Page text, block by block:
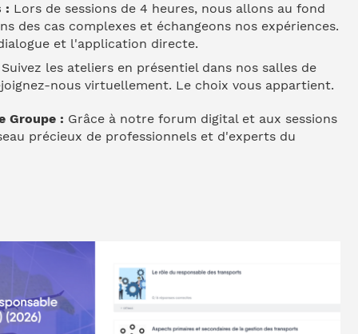
: Lors de sessions de 4 heures, nous allons au fond
des cas complexes et échangeons nos expériences.
et l'application directe.
les ateliers en présentiel dans nos salles de
nous virtuellement. Le choix vous appartient.
Groupe : Grâce à notre forum digital et aux sessions
précieux de professionnels et d'experts du